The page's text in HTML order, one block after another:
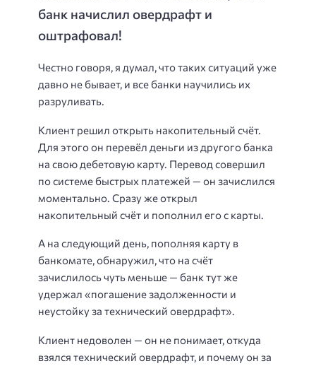
банк начислил овердрафт и
оштрафовал!
Честно говоря, я думал, что таких ситуаций уже
давно не бывает, и все банки научились их
разруливать.
Клиент решил открыть накопительный счёт.
Для этого он перевёл деньги из другого банка
на свою дебетовую карту. Перевод совершил
по системе быстрых платежей — он зачислился
моментально. Сразу же открыл
накопительный счёт и пополнил его с карты.
А на следующий день, пополняя карту в
банкомате, обнаружил, что на счёт
зачислилось чуть меньше — банк тут же
удержал «погашение задолженности и
неустойку за технический овердрафт».
Клиент недоволен — он не понимает, откуда
взялся технический овердрафт, и почему он за